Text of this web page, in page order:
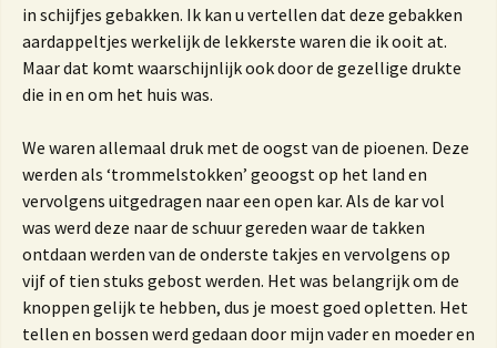
in schijfjes gebakken. Ik kan u vertellen dat deze gebakken
aardappeltjes werkelijk de lekkerste waren die ik ooit at.
Maar dat komt waarschijnlijk ook door de gezellige drukte
die in en om het huis was.
We waren allemaal druk met de oogst van de pioenen. Deze
werden als ‘trommelstokken’ geoogst op het land en
vervolgens uitgedragen naar een open kar. Als de kar vol
was werd deze naar de schuur gereden waar de takken
ontdaan werden van de onderste takjes en vervolgens op
vijf of tien stuks gebost werden. Het was belangrijk om de
knoppen gelijk te hebben, dus je moest goed opletten. Het
tellen en bossen werd gedaan door mijn vader en moeder en